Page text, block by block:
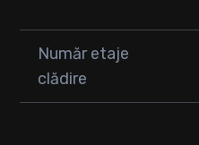
Număr etaje
clădire